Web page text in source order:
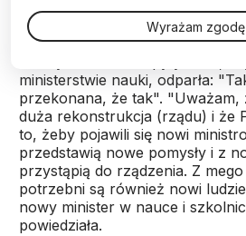
Dodała, że Polacy potrzebują
ministerstwie nauki, odparła:
przekonana, że tak". "Uważam,
duża rekonstrukcja (rządu) i że
to, żeby pojawili się nowi
przedstawią nowe pomysły i z
przystąpią do rządzenia. Z
potrzebni są również nowi
nowy minister w nauce i
powiedziała.
Wyrażam zgodę